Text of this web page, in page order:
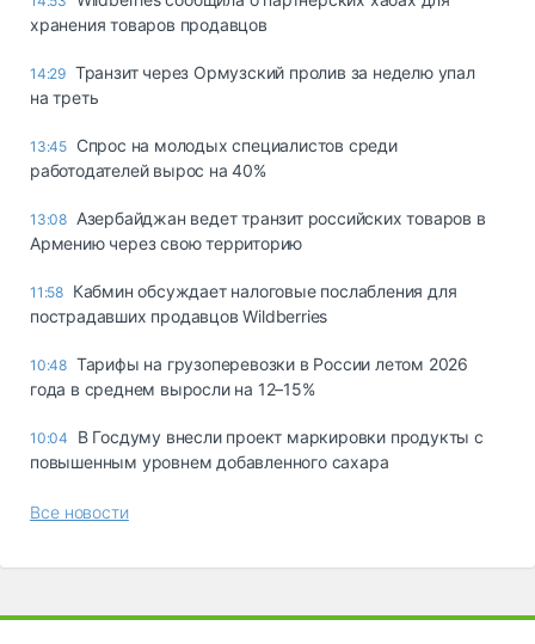
хранения товаров продавцов
14:29 Транзит через Ормузский пролив за неделю упал
на треть
13:45 Спрос на молодых специалистов среди
работодателей вырос на 40%
13:08 Азербайджан ведет транзит российских товаров в
Армению через свою территорию
11:58 Кабмин обсуждает налоговые послабления для
пострадавших продавцов Wildberries
10:48 Тарифы на грузоперевозки в России летом 2026
года в среднем выросли на 12–15%
10:04
В Госдуму внесли проект маркировки продукты с
повышенным уровнем добавленного сахара
Все новости